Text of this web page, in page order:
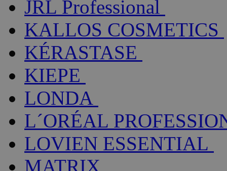
JRL Professional
KALLOS COSMETICS
KÉRASTASE
KIEPE
LONDA
L´ORÉAL
LOVIEN ESSENTIAL
MATRIX